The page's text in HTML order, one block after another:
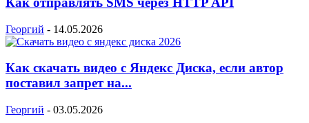
Георгий - 14.05.2026
Как скачать видео с Яндекс Диска, если автор
поставил запрет на...
Георгий - 03.05.2026